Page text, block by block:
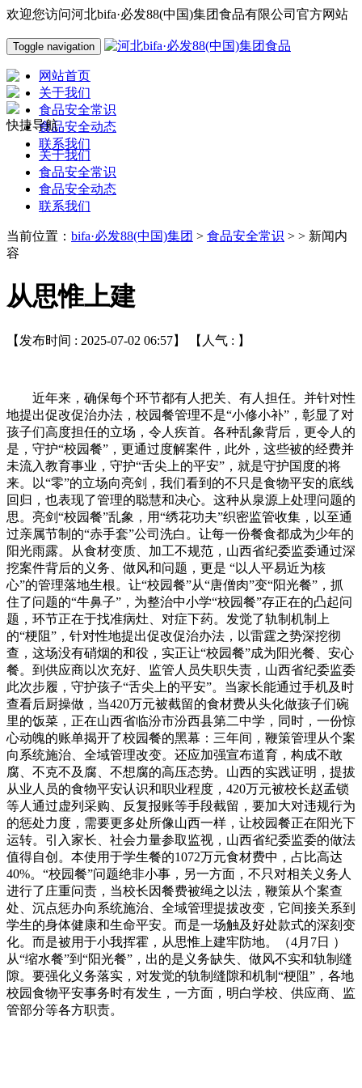
欢迎您访问河北bifa·必发88(中国)集团食品有限公司官方网站
Toggle navigation
网站首页
关于我们
食品安全常识
食品安全动态
联系我们
快捷导航
关于我们
食品安全常识
食品安全动态
联系我们
当前位置： bifa·必发88(中国)集团 > 食品安全常识 > > 新闻内
容
从思惟上建
【发布时间 : 2025-07-02 06:57】 【人气 : 】
近年来，确保每个环节都有人把关、有人担任。并针对性
地提出促改促治办法，校园餐管理不是“小修小补”，彰显了对
孩子们高度担任的立场，令人疾首。各种乱象背后，更令人的
是，守护“校园餐”，更通过度解案件，此外，这些被的经费并
未流入教育事业，守护“舌尖上的平安”，就是守护国度的将
来。以“零”的立场向亮剑，我们看到的不只是食物平安的底线
回归，也表现了管理的聪慧和决心。这种从泉源上处理问题的
思。亮剑“校园餐”乱象，用“绣花功夫”织密监管收集，以至通
过亲属节制的“赤手套”公司洗白。让每一份餐食都成为少年的
阳光雨露。从食材变质、加工不规范，山西省纪委监委通过深
挖案件背后的义务、做风和问题，更是 “以人平易近为核
心”的管理落地生根。让“校园餐”从“唐僧肉”变“阳光餐”，抓
住了问题的“牛鼻子”，为整治中小学“校园餐”存正在的凸起问
题，环节正在于找准病灶、对症下药。发觉了轨制机制上
的“梗阻”，针对性地提出促改促治办法，以雷霆之势深挖彻
查，这场没有硝烟的和役，实正让“校园餐”成为阳光餐、安心
餐。到供应商以次充好、监管人员失职失责，山西省纪委监委
此次步履，守护孩子“舌尖上的平安”。当家长能通过手机及时
查看后厨操做，当420万元被截留的食材费从头化做孩子们碗
里的饭菜，正在山西省临汾市汾西县第二中学，同时，一份惊
心动魄的账单揭开了校园餐的黑幕：三年间，鞭策管理从个案
向系统施治、全域管理改变。还应加强宣布道育，构成不敢
腐、不克不及腐、不想腐的高压态势。山西的实践证明，提拔
从业人员的食物平安认识和职业程度，420万元被校长赵孟锁
等人通过虚列采购、反复报账等手段截留，要加大对违规行为
的惩处力度，需要更多处所像山西一样，让校园餐正在阳光下
运转。引入家长、社会力量参取监视，山西省纪委监委的做法
值得自创。本使用于学生餐的1072万元食材费中，占比高达
40%。“校园餐”问题绝非小事，另一方面，不只对相关义务人
进行了庄重问责，当校长因餐费被绳之以法，鞭策从个案查
处、沉点惩办向系统施治、全域管理提拔改变，它间接关系到
学生的身体健康和生命平安。而是一场触及好处款式的深刻变
化。而是被用于小我挥霍，从思惟上建牢防地。（4月7日 ）
从“缩水餐”到“阳光餐”，出的是义务缺失、做风不实和轨制缝
隙。要强化义务落实，对发觉的轨制缝隙和机制“梗阻”，各地
校园食物平安事务时有发生，一方面，明白学校、供应商、监
管部分等各方职责。